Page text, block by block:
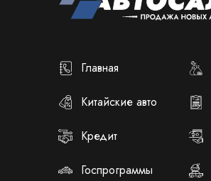
Главная
Китайские авто
Кредит
Госпрограммы